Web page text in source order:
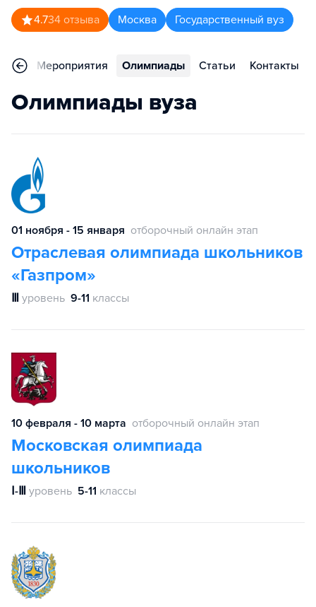
4.734 отзыва Москва Государственный вуз
Мероприятия Олимпиады Статьи Контакты
Олимпиады вуза
01 ноября - 15 января отборочный онлайн этап
Отраслевая олимпиада школьников
«Газпром»
Ⅲ уровень 9-11 классы
10 февраля - 10 марта отборочный онлайн этап
Московская олимпиада
школьников
Ⅰ-Ⅲ уровень 5-11 классы